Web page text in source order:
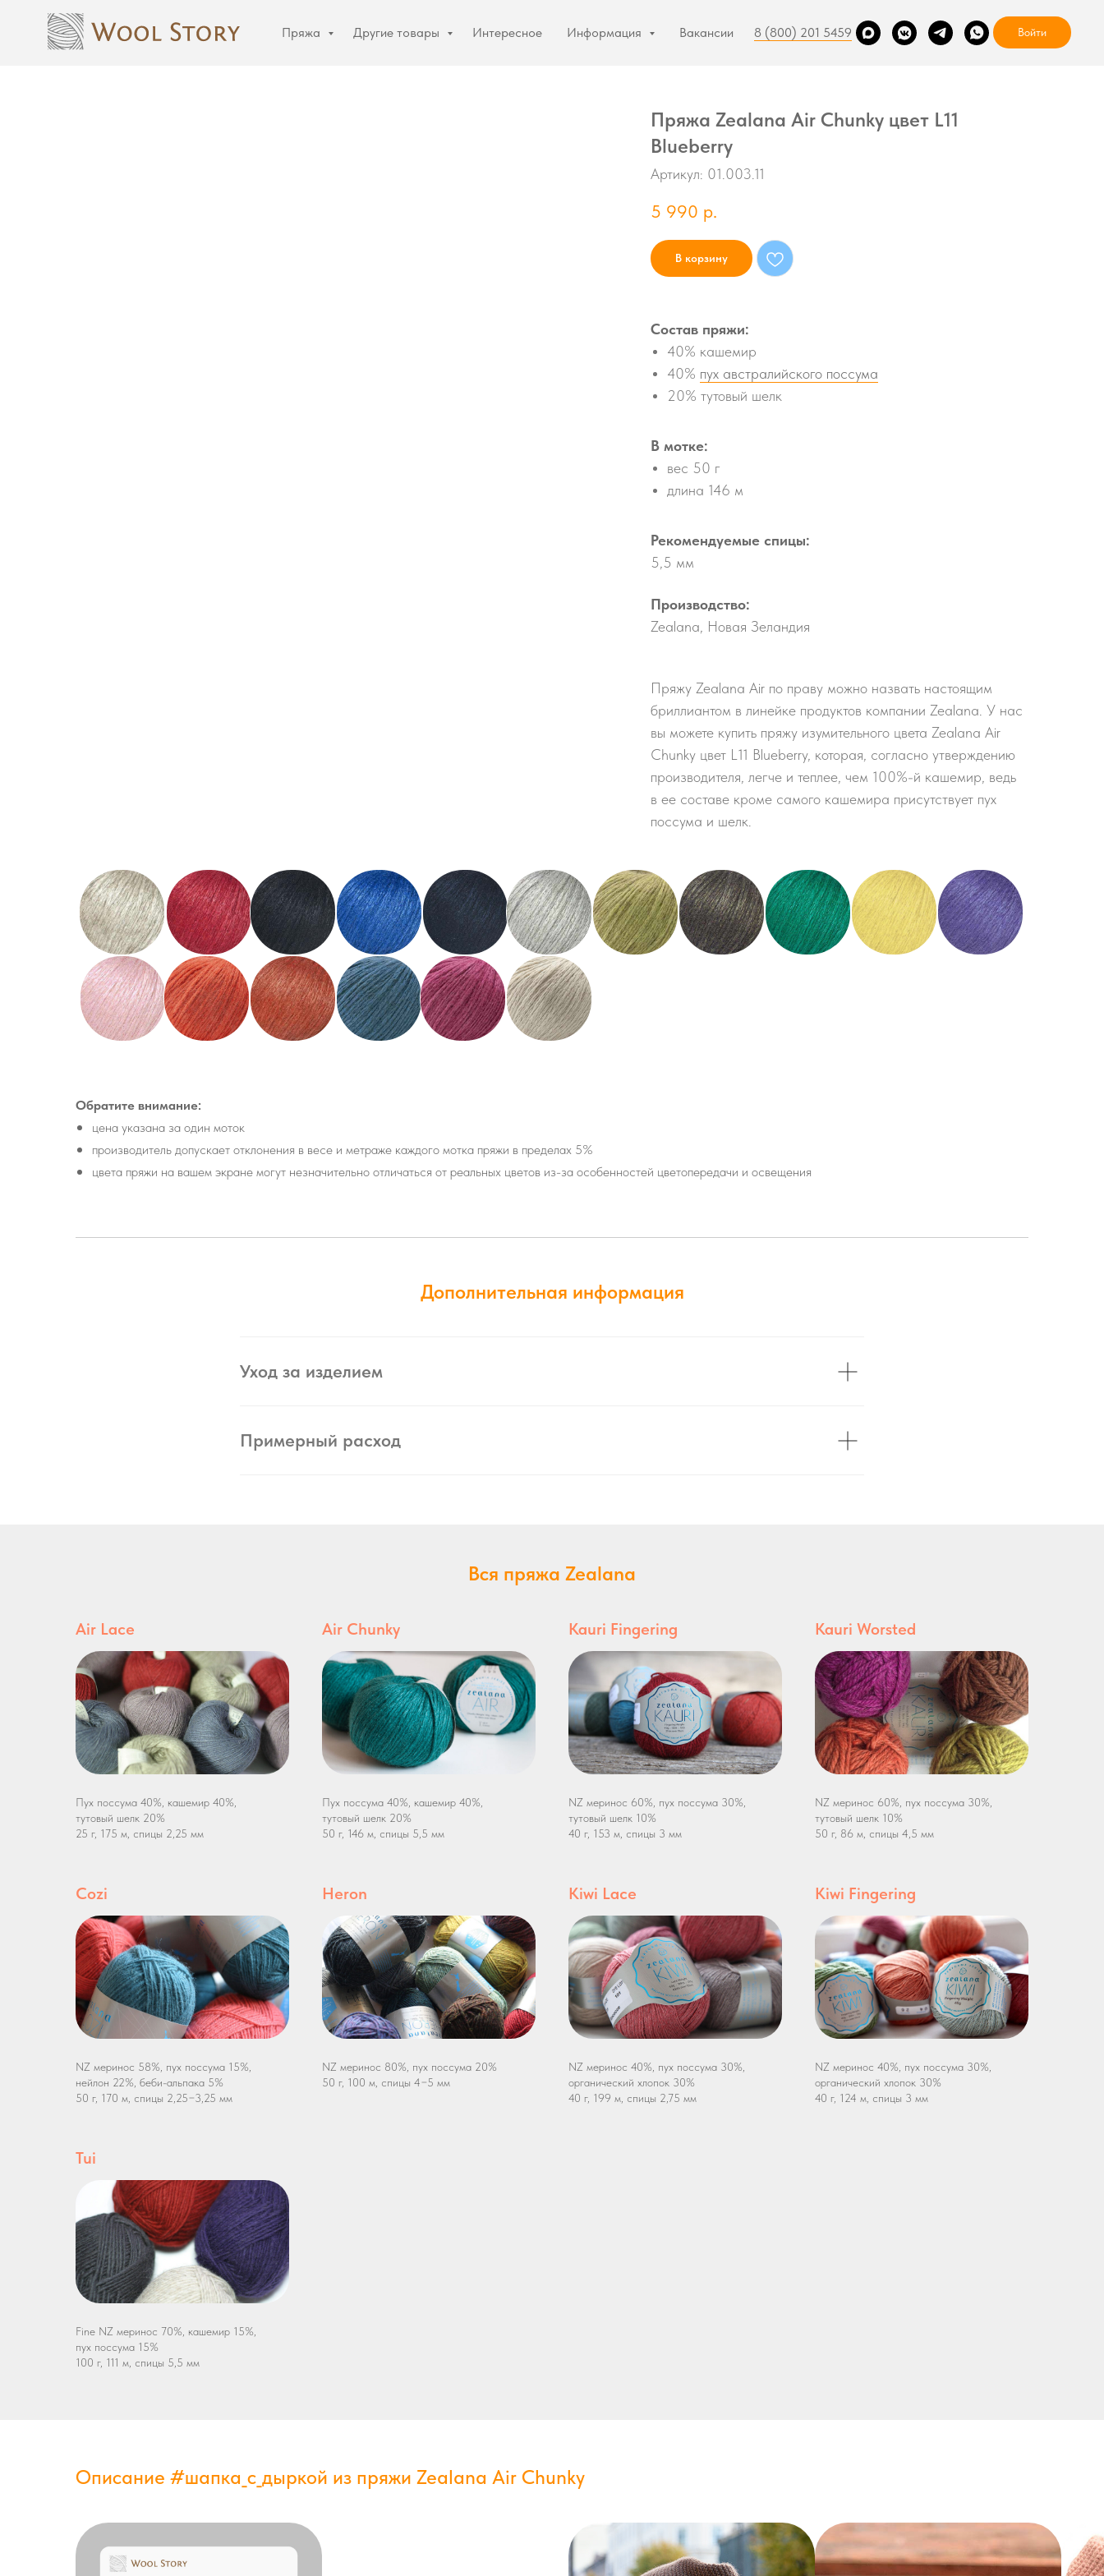
Пряжа Другие товары Интересное Информация Вакансии 8 (800) 201 5459 Войти
Пряжа Zealana Air Chunky цвет L11
Blueberry
Артикул: 01.003.11
5 990 р.
В корзину
Состав пряжи:
40% кашемир
40% пух австралийского поссума
20% тутовый шелк
В мотке:
вес 50 г
длина 146 м
Рекомендуемые спицы:
5,5 мм
Производство:
Zealana, Новая Зеландия
Пряжу Zealana Air по праву можно назвать настоящим
бриллиантом в линейке продуктов компании Zealana. У нас
вы можете купить пряжу изумительного цвета Zealana Air
Chunky цвет L11 Blueberry, которая, согласно утверждению
производителя, легче и теплее, чем 100%-й кашемир, ведь
в ее составе кроме самого кашемира присутствует пух
поссума и шелк.
Обратите внимание:
цена указана за один моток
производитель допускает отклонения в весе и метраже каждого мотка пряжи в пределах 5%
цвета пряжи на вашем экране могут незначительно отличаться от реальных цветов из-за особенностей цветопередачи и освещения
Дополнительная информация
Уход за изделием
Примерный расход
Вся пряжа Zealana
Air Lace
Пух поссума 40%, кашемир 40%,
тутовый шелк 20%
25 г, 175 м, спицы 2,25 мм
Air Chunky
Пух поссума 40%, кашемир 40%,
тутовый шелк 20%
50 г, 146 м, спицы 5,5 мм
Kauri Fingering
NZ меринос 60%, пух поссума 30%,
тутовый шелк 10%
40 г, 153 м, спицы 3 мм
Kauri Worsted
NZ меринос 60%, пух поссума 30%,
тутовый шелк 10%
50 г, 86 м, спицы 4,5 мм
Cozi
NZ меринос 58%, пух поссума 15%,
нейлон 22%, беби-альпака 5%
50 г, 170 м, спицы 2,25−3,25 мм
Heron
NZ меринос 80%, пух поссума 20%
50 г, 100 м, спицы 4−5 мм
Kiwi Lace
NZ меринос 40%, пух поссума 30%,
органический хлопок 30%
40 г, 199 м, спицы 2,75 мм
Kiwi Fingering
NZ меринос 40%, пух поссума 30%,
органический хлопок 30%
40 г, 124 м, спицы 3 мм
Tui
Fine NZ меринос 70%, кашемир 15%,
пух поссума 15%
100 г, 111 м, спицы 5,5 мм
Описание #шапка_с_дыркой из пряжи Zealana Air Chunky